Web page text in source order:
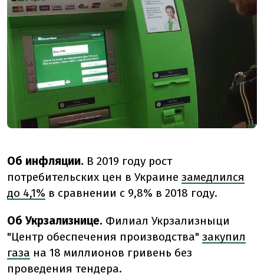
Об инфляции. В 2019 году рост
потребительских цен в Украине замедлился
до 4,1% в сравнении с 9,8% в 2018 году.
Об Укрзализнице. Филиал Укрзализныци
"Центр обеспечения производства" закупил
газа на 18 миллионов гривень без
проведения тендера.